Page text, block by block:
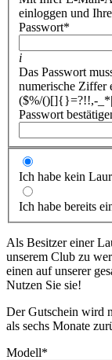
einloggen und
Passwort*
i
Das Passwort
numerische Ziffer
($%/()[]{}=?!!,-
Passwort
Ich habe kein
Ich habe bereits
Als Besitzer einer
unserem Club zu
einen auf unserer
Nutzen Sie sie!
Der Gutschein wird
als sechs Monate
Modell*